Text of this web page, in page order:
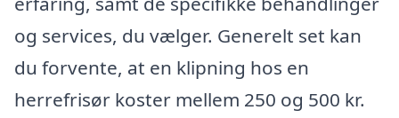
og services, du vælger. Generelt set kan
du forvente, at en klipning hos en
herrefrisør koster mellem 250 og 500 kr.